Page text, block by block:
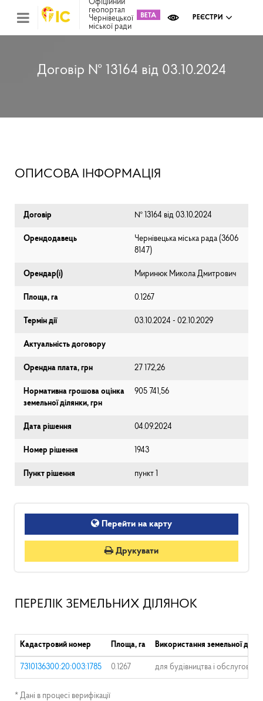
Офіційний
геопортал
Чернівецької
міської ради
РЕЄСТРИ
Договір № 13164 від 03.10.2024
ОПИСОВА ІНФОРМАЦІЯ
Договір № 13164 від 03.10.2024
Орендодавець
Чернівецька міська рада (⁨3606
8147⁩)
Орендар(і) Миринюк Микола Дмитрович
Площа, га 0.1267
Термін дії 03.10.2024 - 02.10.2029
Актуальність договору
Орендна плата, грн 27 172,26
Нормативна грошова оцінка
земельної ділянки, грн
905 741,56
Дата рішення 04.09.2024
Номер рішення 1943
Пункт рішення пункт 1
Перейти на карту
Друкувати
ПЕРЕЛІК ЗЕМЕЛЬНИХ ДІЛЯНОК
Кадастровий номер Площа, га Використання земельної
7310136300:20:003:1785 0.1267 для будівництва і
* Дані в процесі верифікації